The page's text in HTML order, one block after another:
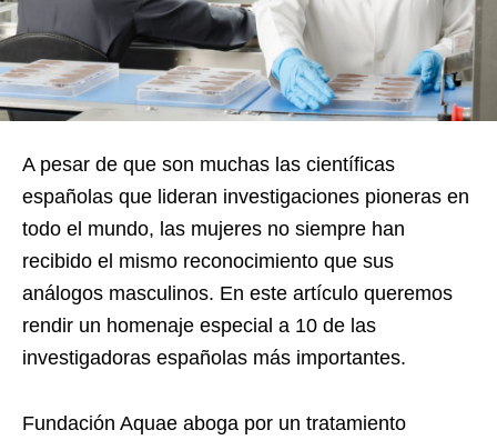
A pesar de que son muchas las científicas
españolas que lideran investigaciones pioneras en
todo el mundo, las mujeres no siempre han
recibido el mismo reconocimiento que sus
análogos masculinos. En este artículo queremos
rendir un homenaje especial a 10 de las
investigadoras españolas más importantes.
Fundación Aquae aboga por un tratamiento